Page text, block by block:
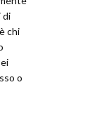
di
chi
o